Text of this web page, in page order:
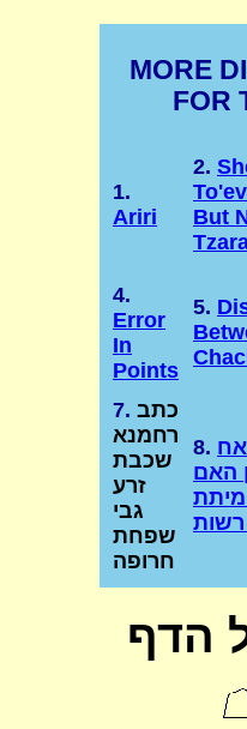
MORE
FOR
1.
Ariri
2.
But
4.
Error
In
Points
5.
7. כתב
רחמנא
שכבת
זרע
גבי
שפחת
חרופה
8.
האם
הדף